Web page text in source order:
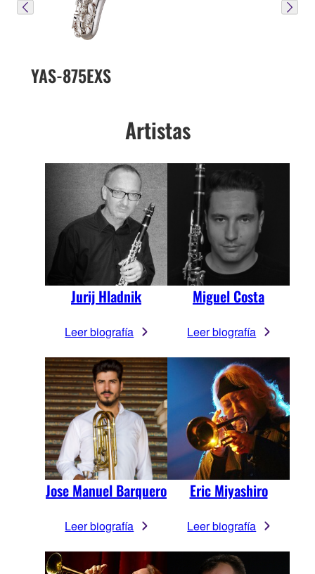
YAS-875EXS
Artistas
Jurij Hladnik
Leer biografía
Miguel Costa
Leer biografía
Jose Manuel Barquero
Leer biografía
Eric Miyashiro
Leer biografía